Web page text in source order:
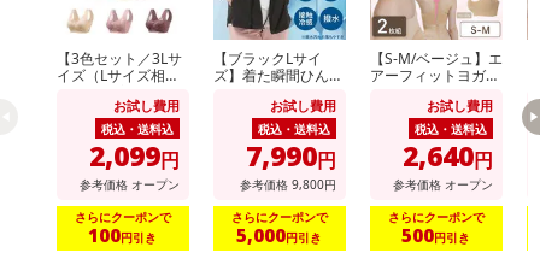
【3色セット／3Lサ
イズ（Lサイズ相
お試し費用
税込・送料込
2,099円
参考価格 オープン
さらにクーポンで
100円引き
【ブラックLサイ
ズ】着た瞬間ひんや
ールパーカーお試し費用
税込・送料込
7,990円
参考価格 9,800円
さらにクーポンで
5,000円引き
【S-M/ベージュ】エ
アーフィットヨガブ
お試し費用
税込・送料込
2,640円
参考価格 オープン
さらにクーポンで
500円引き